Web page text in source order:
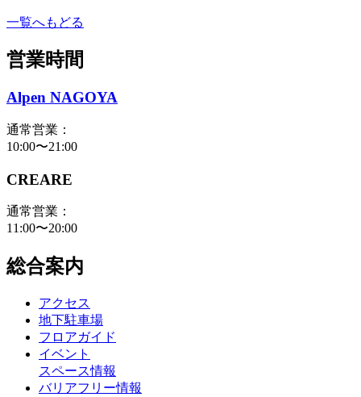
一覧へもどる
営業時間
Alpen NAGOYA
通常営業：
10:00〜21:00
CREARE
通常営業：
11:00〜20:00
総合案内
アクセス
地下駐車場
フロアガイド
イベント
スペース情報
バリアフリー情報